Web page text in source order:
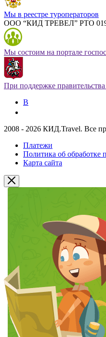
Мы в реестре туроператоров
ООО “КИД ТРЕВЕЛ” РТО
Мы состоим на портале
При поддержке
В
2008 - 2026 КИД.Travel. Все
Платежи
Политика об обработке
Карта сайта